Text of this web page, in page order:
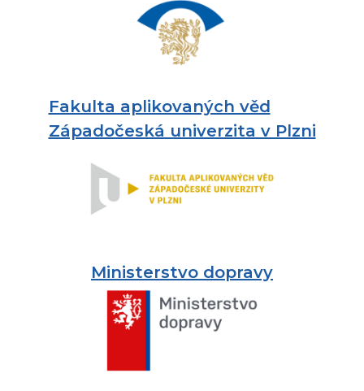
Fakulta aplikovaných věd
Západočeská univerzita v Plzni
Ministerstvo dopravy